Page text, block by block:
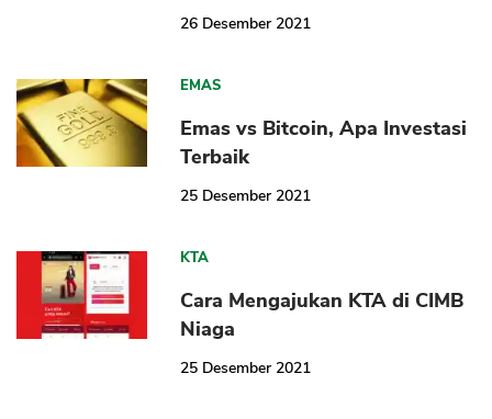
26 Desember 2021
EMAS
Emas vs Bitcoin, Apa Investasi
Terbaik
25 Desember 2021
KTA
Cara Mengajukan KTA di CIMB
Niaga
25 Desember 2021